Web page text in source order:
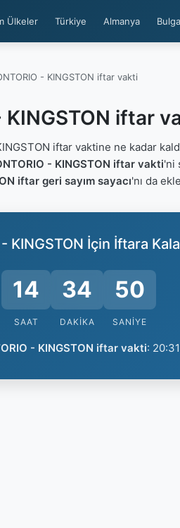
Ülkeler Türkiye Almanya
- KINGSTON iftar vakti
KINGSTON iftar
iftar vaktine ne kadar
- KINGSTON iftar vakti'ni
iftar geri sayım sayacı'nı da
- KINGSTON İçin İftara
14
SAAT
34
DAKIKA
49
SANIYE
- KINGSTON iftar vakti: 20:31